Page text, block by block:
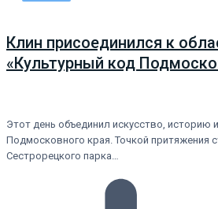
Клин присоединился к
«Культурный код
Этот день объединил искусство, историю
Подмосковного края. Точкой притяжения
Сестрорецкого парка…